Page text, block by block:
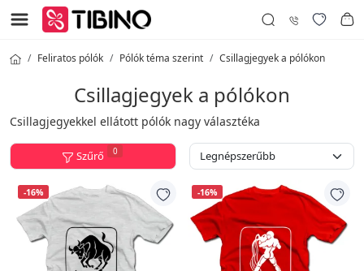
Feliratos pólók Pólók téma szerint Csillagjegyek a pólókon
Csillagjegyek a pólókon
Csillagjegyekkel ellátott pólók nagy választéka
Szűrő 0
-16% -16%